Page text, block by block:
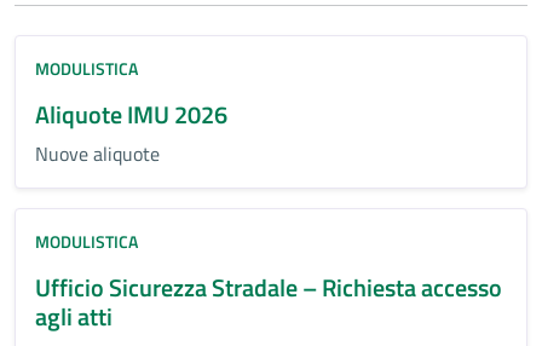
MODULISTICA
Aliquote IMU 2026
Nuove aliquote
MODULISTICA
Ufficio Sicurezza Stradale – Richiesta accesso
agli atti